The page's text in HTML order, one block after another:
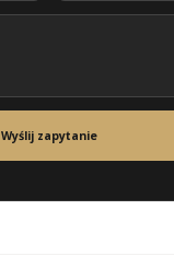
Wyślij zapytanie